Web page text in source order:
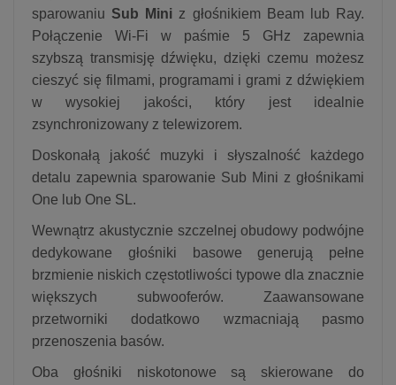
sparowaniu Sub Mini z głośnikiem Beam lub Ray.
Połączenie Wi-Fi w paśmie 5 GHz zapewnia
szybszą transmisję dźwięku, dzięki czemu możesz
cieszyć się filmami, programami i grami z dźwiękiem
w wysokiej jakości, który jest idealnie
zsynchronizowany z telewizorem.
Doskonałą jakość muzyki i słyszalność każdego
detalu zapewnia sparowanie Sub Mini z głośnikami
One lub One SL.
Wewnątrz akustycznie szczelnej obudowy podwójne
dedykowane głośniki basowe generują pełne
brzmienie niskich częstotliwości typowe dla znacznie
większych subwooferów. Zaawansowane
przetworniki dodatkowo wzmacniają pasmo
przenoszenia basów.
Oba głośniki niskotonowe są skierowane do